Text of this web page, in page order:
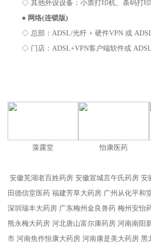
◇ 其他外设设备：小票打印机、条码打印
● 网络(连锁版)
◇ 总部：ADSL/光纤 + 硬件VPN 或
◇ 门店：ADSL+VPN客户端软件或
藻露堂 怡康医药
安徽芜湖老百姓药房 安徽宣城言午氏药房
田德信堂医药 福建芳草大药房 广州从化平和
深圳瑞丰大药房 广东梅州金良兽药 梅州安怡
熊永梅大药房 河北唐山富尔康药房 河南南阳
市 河南焦作恒康大药房 河南康是美大药房